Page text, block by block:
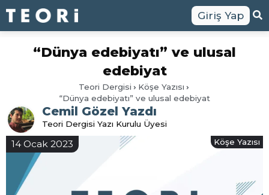
Giriş Yap
“Dünya edebiyatı” ve ulusal
edebiyat
Teori Dergisi
Köşe Yazısı
“Dünya edebiyatı” ve ulusal edebiyat
Cemil Gözel Yazdı
Teori Dergisi Yazı Kurulu Üyesi
14 Ocak 2023 Köşe Yazısı